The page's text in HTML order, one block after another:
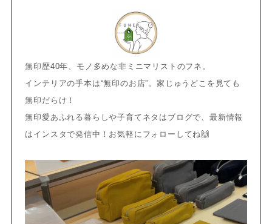
無印歴40年、モノ多めな非ミニマリストのフネ。
インテリアの手本は“無印のお店”。家じゅうどこを見ても
無印だらけ！
無印愛あふれる暮らしや子育てネタはブログで、最新情報
はインスタで発信中！お気軽にフォローしてね🙌